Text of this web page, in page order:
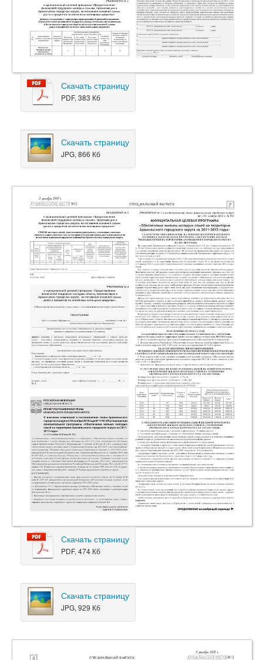
Скачать страницу
PDF, 383 Кб
Скачать страницу
JPG, 866 Кб
Скачать страницу
PDF, 474 Кб
Скачать страницу
JPG, 929 Кб